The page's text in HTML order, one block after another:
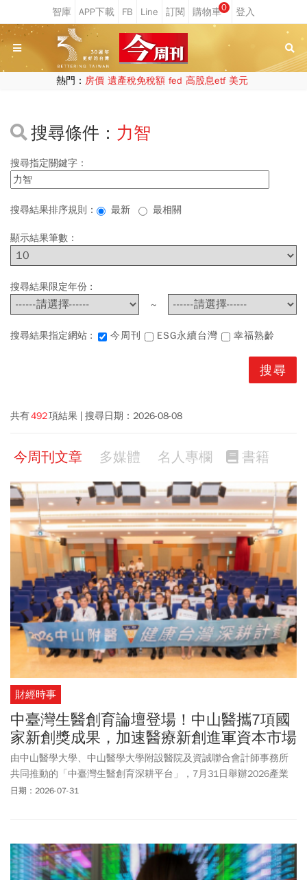
0
熱門： 房價 遺產稅免稅額 fed 高股息etf 美元
搜尋條件： 力智
搜尋指定關鍵字：
搜尋結果排序規則： 最新 最相關
顯示結果筆數：
搜尋結果限定年份 :
~
搜尋結果指定網站 : 今周刊 ESG永續台灣 幸福熟齡
共有492項結果 搜尋日期： 2026-08-08
今周刊文章 多媒體 名人專欄 書籍
財經時事
中臺灣生醫創育論壇登場！中山醫攜7項國
家新創獎成果，加速醫療新創進軍資本市場
由中山醫學大學、中山醫學大學附設醫院及資誠聯合會計師事務所
共同推動的「中臺灣生醫創育深耕平台」，7月31日舉辦2026產業
加速論壇，吸引來自中央部會、醫療體系、創投、資本市場及生醫
現場並安排新創團隊Pitch發表，展現中部生醫創新量能與產業落地
成果。
日期：2026-07-31